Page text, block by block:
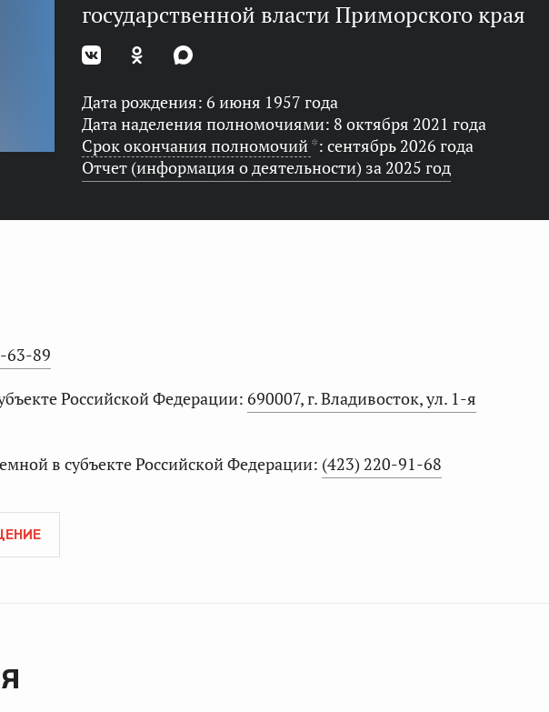
государственной власти Приморского края
Дата рождения: 6 июня 1957 года
Дата наделения полномочиями: 8 октября 2021 года
Срок окончания полномочий*: сентябрь 2026 года
Отчет (информация о деятельности) за 2025 год
63-89
Российской Федерации: 690007, г. Владивосток, ул. 1-я
в субъекте Российской Федерации: (423) 220-91-68